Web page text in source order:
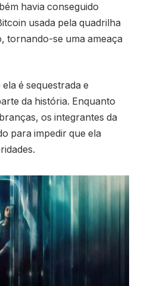
havia conseguido
usada pela quadrilha
tornando-se uma ameaça
é sequestrada e
da história. Enquanto
os integrantes da
para impedir que ela